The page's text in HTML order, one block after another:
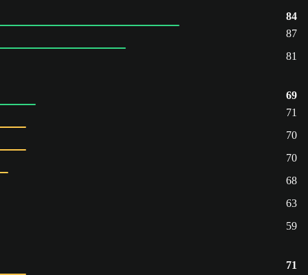
84
87
81
69
71
70
70
68
63
59
71